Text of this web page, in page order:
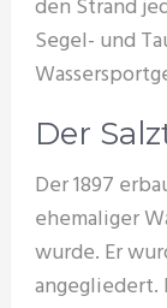
den Strand
Segel- und
Der
Der 1897
ehemaliger
wurde. Er